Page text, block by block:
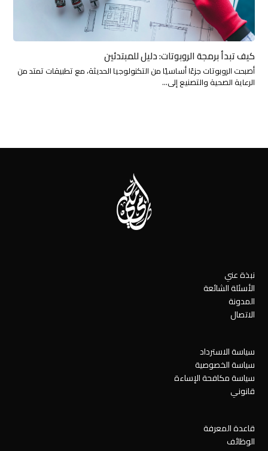
كيف تبدأ برمجة الروبوتات: دليل للمبتدئين
أصبحت الروبوتات جزءًا أساسيًا من التكنولوجيا الحديثة، مع تطبيقات تمتد من
الرعاية الصحية والتصنيع إلى…
نبذة عني
الأسئلة الشائعة
المدونة
الاتصال
سياسة الاسترداد
سياسة الخصوصية
سياسة مكافحة الإساءة
قانوني
قاعدة المعرفة
الوظائف